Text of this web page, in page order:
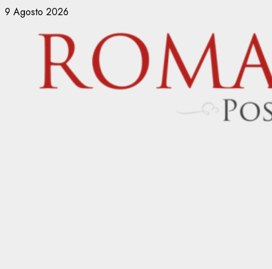
Vai
contenuto
9 Agosto 2026